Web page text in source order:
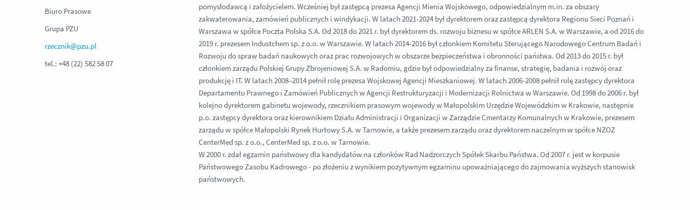
Biuro Prasowe
Grupa PZU
rzecznik@pzu.pl
tel.: +48 (22) 582 58 07
pomysłodawcą i założycielem. Wcześniej był zastępcą prezesa Agencji Mienia Wojskowego, odpowiedzialnym m.in. za obszary
zakwaterowania, zamówień publicznych i windykacji. W latach 2021-2024 był dyrektorem oraz zastępcą dyrektora Regionu Sieci Poznań i
Warszawa w spółce Poczta Polska S.A. Od 2018 do 2021 r. był dyrektorem ds. rozwoju biznesu w spółce ARLEN S.A. w Warszawie, a od 2016 do
2019 r. prezesem Industchem sp. z o.o. w Warszawie. W latach 2014-2016 był członkiem Komitetu Sterującego Narodowego Centrum Badań i
Rozwoju do spraw badań naukowych oraz prac rozwojowych w obszarze bezpieczeństwa i obronności państwa. Od 2013 do 2015 r. był
członkiem zarządu Polskiej Grupy Zbrojeniowej S.A. w Radomiu, gdzie był odpowiedzialny za finanse, strategię, badania i rozwój oraz
produkcję i IT. W latach 2008–2014 pełnił rolę prezesa Wojskowej Agencji Mieszkaniowej. W latach 2006-2008 pełnił rolę zastępcy dyrektora
Departamentu Prawnego i Zamówień Publicznych w Agencji Restrukturyzacji i Modernizacji Rolnictwa w Warszawie. Od 1998 do 2006 r. był
kolejno dyrektorem gabinetu wojewody, rzecznikiem prasowym wojewody w Małopolskim Urzędzie Wojewódzkim w Krakowie, następnie
p.o. zastępcy dyrektora oraz kierownikiem Działu Administracji i Organizacji w Zarządzie Cmentarzy Komunalnych w Krakowie, prezesem
zarządu w spółce Małopolski Rynek Hurtowy S.A. w Tarnowie, a także prezesem zarządu oraz dyrektorem naczelnym w spółce NZOZ
CenterMed sp. z o.o., CenterMed sp. z o.o. w Tarnowie.
W 2000 r. zdał egzamin państwowy dla kandydatów na członków Rad Nadzorczych Spółek Skarbu Państwa. Od 2007 r. jest w korpusie
Państwowego Zasobu Kadrowego - po złożeniu z wynikiem pozytywnym egzaminu upoważniającego do zajmowania wyższych stanowisk
państwowych.